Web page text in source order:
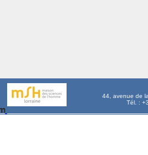
44, avenue de
Tél. :